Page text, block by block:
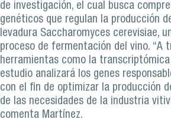
de investigación, el cual busca
genéticos que regulan la producción
levadura Saccharomyces cerevisiae,
proceso de fermentación del vino. “A
herramientas como la
estudio analizará los genes
con el fin de optimizar la producción
de las necesidades de la industria
comenta Martínez.